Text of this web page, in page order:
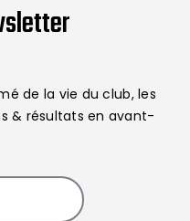
de la vie du club, les
& résultats en avant-